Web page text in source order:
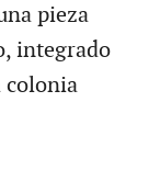
pieza
integrado
colonia